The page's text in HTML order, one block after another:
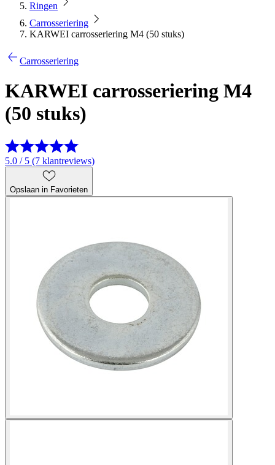
Ringen
Carrosseriering
KARWEI carrosseriering M4 (50 stuks)
Carrosseriering
KARWEI carrosseriering M4
(50 stuks)
5.0 / 5 (7 klantreviews)
Opslaan in Favorieten